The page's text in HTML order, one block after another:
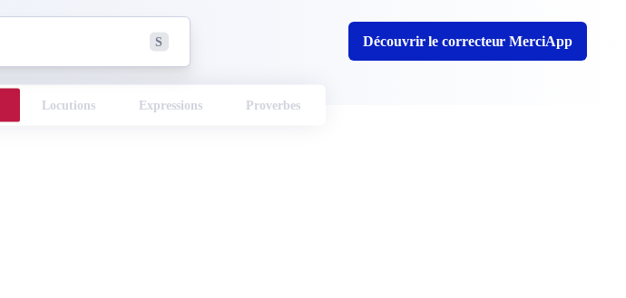
S Découvrir le correcteur MerciApp
Locutions Expressions Proverbes